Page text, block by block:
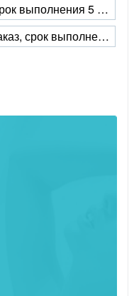
90х135 см на сетке (на заказ, срок выполнения 5 рабочих дней)
Двусторонний 90x135 см (на заказ, срок выполнения 5 рабочих дней)